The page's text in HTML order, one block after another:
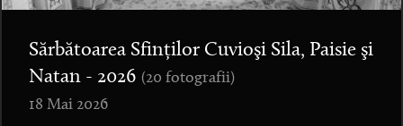
Sărbătoarea Sfinților Cuvioşi Sila, Paisie şi
Natan - 2026 (20 fotografii)
18 Mai 2026